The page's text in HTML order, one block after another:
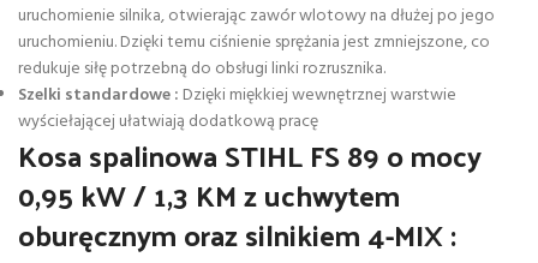
uruchomienie silnika, otwierając zawór wlotowy na dłużej po jego
uruchomieniu. Dzięki temu ciśnienie sprężania jest zmniejszone, co
redukuje siłę potrzebną do obsługi linki rozrusznika.
Szelki standardowe : Dzięki miękkiej wewnętrznej warstwie
wyściełającej ułatwiają dodatkową pracę
Kosa spalinowa STIHL FS 89 o mocy
0,95 kW / 1,3 KM z uchwytem
oburęcznym oraz silnikiem 4-MIX :